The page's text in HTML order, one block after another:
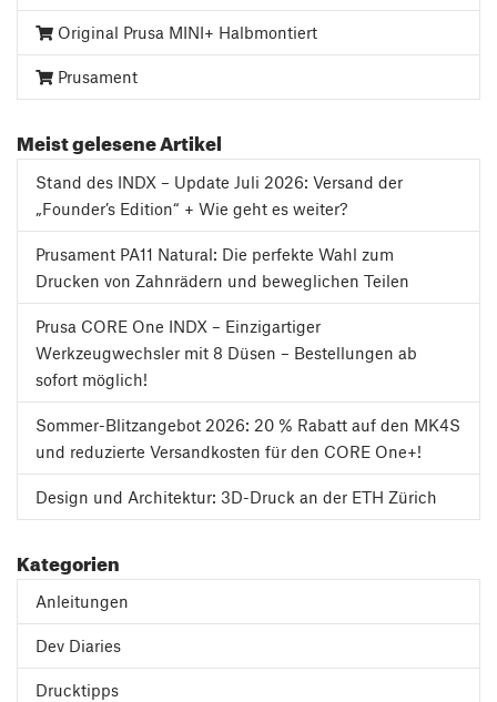
Original Prusa MINI+ Halbmontiert
Prusament
Meist gelesene Artikel
Stand des INDX – Update Juli 2026: Versand der
„Founder’s Edition“ + Wie geht es weiter?
Prusament PA11 Natural: Die perfekte Wahl zum
Drucken von Zahnrädern und beweglichen Teilen
Prusa CORE One INDX – Einzigartiger
Werkzeugwechsler mit 8 Düsen – Bestellungen ab
sofort möglich!
Sommer-Blitzangebot 2026: 20 % Rabatt auf den MK4S
und reduzierte Versandkosten für den CORE One+!
Design und Architektur: 3D-Druck an der ETH Zürich
Kategorien
Anleitungen
Dev Diaries
Drucktipps